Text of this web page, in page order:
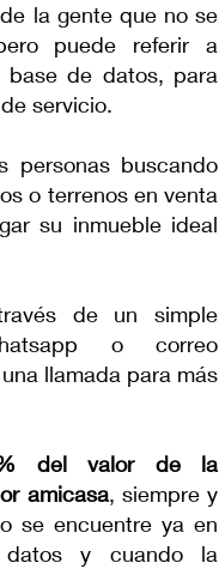
la gente que no se
puede referir a
base de datos, para
servicio.
personas buscando
o terrenos en venta
su inmueble ideal
de un simple
o correo
llamada para más
del valor de la
amicasa, siempre y
se encuentre ya en
y cuando la